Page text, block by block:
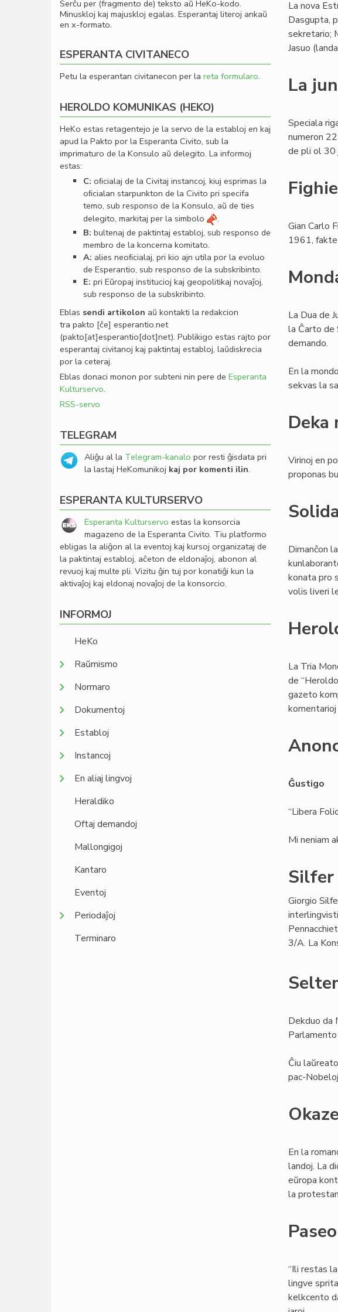
La nova
Dasgupta,
sekretario;
Jasuo
La
Speciala
numeron
de pli ol 30
Gian Carlo
1961, fakte
La Dua de
la Ĉarto de
demando.
En la
sekvas la
Deka
Virinoj en
proponas
Dimanĉon
konata pro
volis liveri
La Tria
de
gazeto
Ĝustigo
“Libera
Mi neniam
Silfer
Giorgio
3/A. La
Dekduo da
Ĉiu
pac-
En la
landoj. La
eŭropa
la
“Ili restas
lingve
kelkcento
Serĉu per (fragmento de) teksto aŭ HeKo-kodo.
Minuskloj kaj majuskloj egalas. Esperantaj literoj ankaŭ
en x-formato.
ESPERANTA CIVITANECO
Petu la esperantan civitanecon per la reta formularo.
HEROLDO KOMUNIKAS (HEKO)
HeKo estas retagentejo je la servo de la establoj en kaj
apud la Pakto por la Esperanta Civito, sub la
imprimaturo de la Konsulo aŭ delegito. La informoj
estas:
C: oﬁcialaj de la Civitaj instancoj, kiuj esprimas la
oﬁcialan starpunkton de la Civito pri specifa
temo, sub responso de la Konsulo, aŭ de ties
delegito, markitaj per la simbolo
.
B: bultenaj de paktintaj establoj, sub responso de
membro de la koncerna komitato.
A: alies neoﬁcialaj, pri kio ajn utila por la evoluo
de Esperantio, sub responso de la subskribinto.
E: pri Eŭropaj institucioj kaj geopolitikaj novaĵoj,
sub responso de la subskribinto.
Eblas sendi artikolon aŭ kontakti la redakcion
tra pakto [ĉe] esperantio.net
(pakto[at]esperantio[dot]net). Publikigo estas rajto por
esperantaj civitanoj kaj paktintaj establoj, laŭdiskrecia
por la ceteraj.
Eblas donaci monon por subteni nin pere de Esperanta
Kulturservo.
RSS-servo
TELEGRAM
Aliĝu al la Telegram-kanalo por resti ĝisdata pri
la lastaj HeKomunikoj kaj por komenti ilin.
ESPERANTA KULTURSERVO
Esperanta Kulturservo estas la konsorcia
magazeno de la Esperanta Civito. Tiu platformo
ebligas la aliĝon al la eventoj kaj kursoj organizataj de
la paktintaj establoj, aĉeton de eldonaĵoj, abonon al
revuoj kaj multe pli. Vizitu ĝin tuj por konatiĝi kun la
aktivaĵoj kaj eldonaj novaĵoj de la konsorcio.
INFORMOJ
HeKo
Raŭmismo
Normaro
Dokumentoj
Establoj
Instancoj
En aliaj lingvoj
Heraldiko
Oftaj demandoj
Mallongigoj
Kantaro
Eventoj
Periodaĵoj
Terminaro